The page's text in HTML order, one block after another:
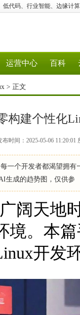
低代码、行业智能、边缘计
运营中心 百科
> 正文
构建个性化
布时间：2025-05-06 11:20:01
一个开发者都渴望拥
生成的趋势图，仅供参
阔天地
境。本
开发